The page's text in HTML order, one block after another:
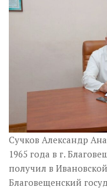
Сучков Александр
1965 года в г.
получил в
Благовещенский